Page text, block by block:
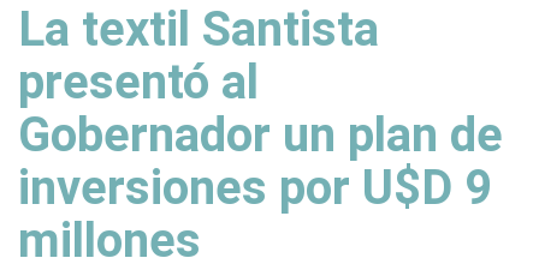
La textil Santista
presentó al
Gobernador un plan de
inversiones por U$D 9
millones